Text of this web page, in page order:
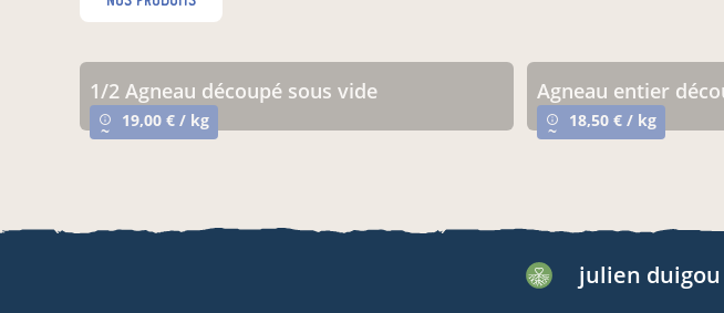
1/2 Agneau découpé sous vide
info_outline
~ 19,00 € / kg
Agneau entier
info_outline
~ 18,50 € / kg
julien duigou